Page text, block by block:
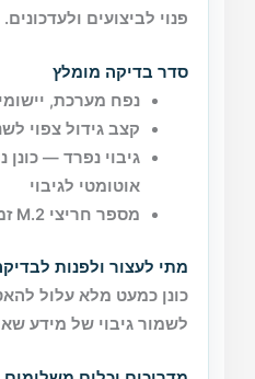
פנוי לביצועים ולעדכונים.
סדר בדיקה מומלץ
נפח מערכת,
קצב גידול צפוי
גיבוי נפרד — כונן
אוטומטי לגיבוי
מספר חריצי M.2 זמינים לשדרוג
מתי לעצור ולפנות
כונן כמעט מלא עלול
לשמור גיבוי של מידע